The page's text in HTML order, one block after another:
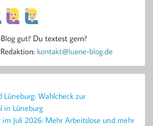
Lüneburg: Wahlcheck zur
in Lüneburg
Juli 2026: Mehr Arbeitslose und mehr